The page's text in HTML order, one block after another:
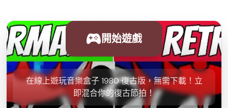
開始遊戲
在線上遊玩音樂盒子 1980 復古版，無需下載！立
即混合你的復古節拍！